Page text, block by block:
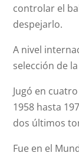
controlar el
despejarlo.
A nivel
selección de
Jugó en
1958 hasta
dos últimos
Fue en el